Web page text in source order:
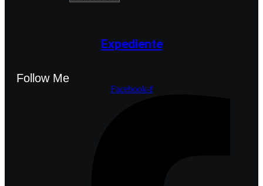
Expediente
Follow Me
Facebook-f